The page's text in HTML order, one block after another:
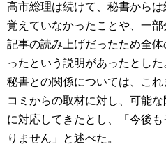
高市総理は続けて、秘書から
覚えていなかったことや、一
記事の読み上げだったため全
ったという説明があったとし
秘書との関係については、こ
コミからの取材に対し、可能
に対応してきたとし、「今後
りません」と述べた。